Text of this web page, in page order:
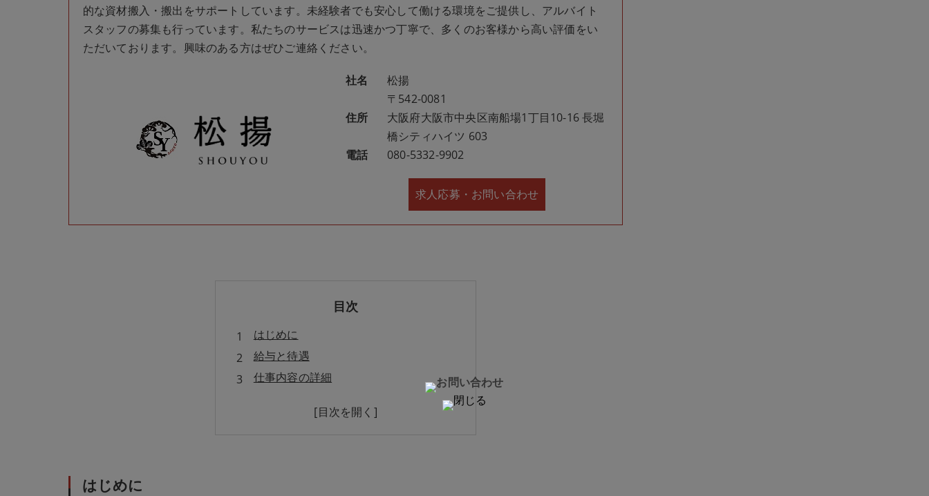
的な資材搬入・搬出をサポートしています。未経験者でも安心して働ける環境をご提供し、アルバイト
スタッフの募集も行っています。私たちのサービスは迅速かつ丁寧で、多くのお客様から高い評価をい
ただいております。興味のある方はぜひご連絡ください。
社名 松揚
住所
〒542-0081
大阪府大阪市中央区南船場1丁目10-16 長堀
橋シティハイツ 603
電話
080-5332-9902
求人応募・お問い合わせ
目次
はじめに
給与と待遇
仕事内容の詳細
未経験者でも安心！必要な資格とスキル
キャリアパスと将来性
はじめに